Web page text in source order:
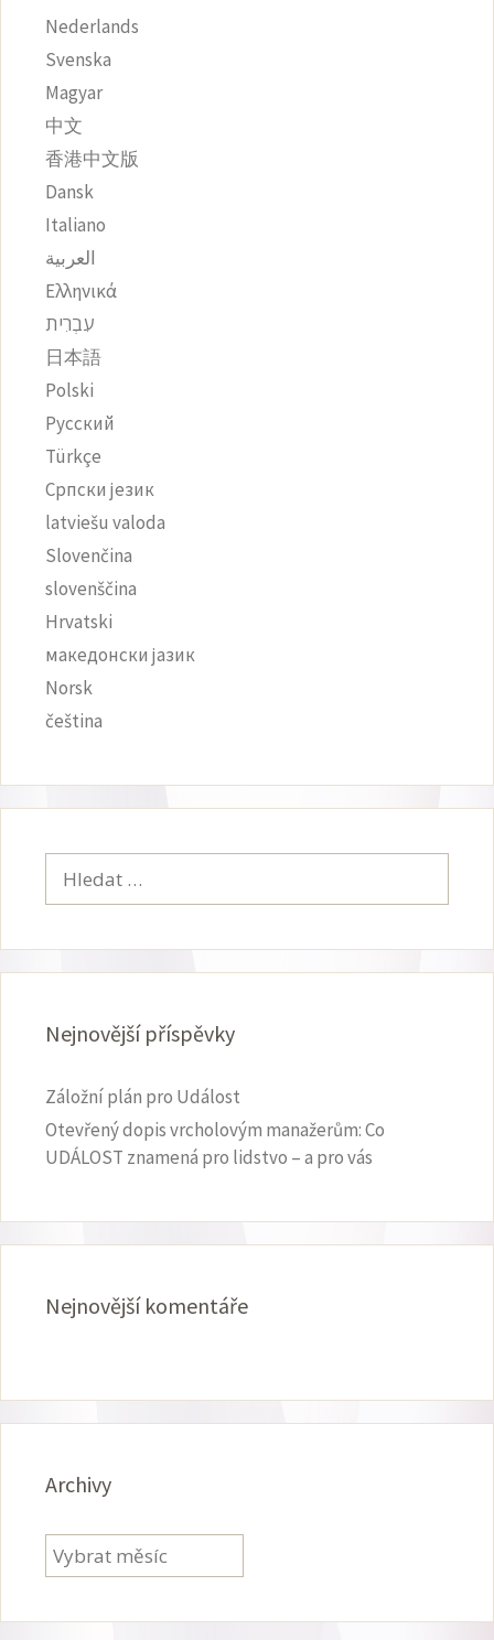
Nederlands
Svenska
Magyar
中文
香港中文版
Dansk
Italiano
العربية
Ελληνικά
עִבְרִית
日本語
Polski
Русский
Türkçe
Српски језик
latviešu valoda
Slovenčina
slovenščina
Hrvatski
македонски јазик
Norsk
čeština‎
Nejnovější příspěvky
Záložní plán pro Událost
Otevřený dopis vrcholovým manažerům: Co
UDÁLOST znamená pro lidstvo – a pro vás
Nejnovější komentáře
Archivy
Archivy